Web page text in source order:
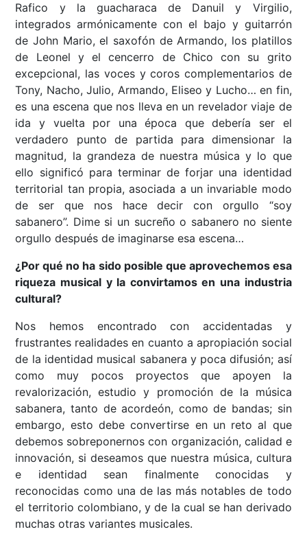
Rafico y la guacharaca de Danuil y Virgilio,
integrados armónicamente con el bajo y guitarrón
de John Mario, el saxofón de Armando, los platillos
de Leonel y el cencerro de Chico con su grito
excepcional, las voces y coros complementarios de
Tony, Nacho, Julio, Armando, Eliseo y Lucho… en fin,
es una escena que nos lleva en un revelador viaje de
ida y vuelta por una época que debería ser el
verdadero punto de partida para dimensionar la
magnitud, la grandeza de nuestra música y lo que
ello significó para terminar de forjar una identidad
territorial tan propia, asociada a un invariable modo
de ser que nos hace decir con orgullo “soy
sabanero”. Dime si un sucreño o sabanero no siente
orgullo después de imaginarse esa escena…
¿Por qué no ha sido posible que aprovechemos esa
riqueza musical y la convirtamos en una industria
cultural?
Nos hemos encontrado con accidentadas y
frustrantes realidades en cuanto a apropiación social
de la identidad musical sabanera y poca difusión; así
como muy pocos proyectos que apoyen la
revalorización, estudio y promoción de la música
sabanera, tanto de acordeón, como de bandas; sin
embargo, esto debe convertirse en un reto al que
debemos sobreponernos con organización, calidad e
innovación, si deseamos que nuestra música, cultura
e identidad sean finalmente conocidas y
reconocidas como una de las más notables de todo
el territorio colombiano, y de la cual se han derivado
muchas otras variantes musicales.